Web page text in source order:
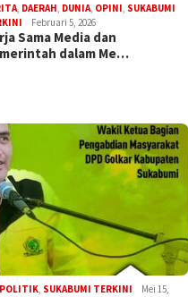
DAERAH DUNIA OPINI SUKABUMI
Februari 5, 2026
Sama Media dan
dalam Me…
POLITIK SUKABUMI TERKINI
Mei 15,